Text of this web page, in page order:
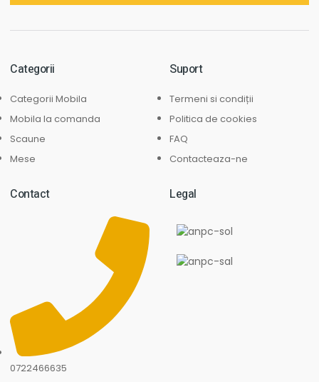
Categorii
Categorii Mobila
Mobila la comanda
Scaune
Mese
Suport
Termeni si condiții
Politica de cookies
FAQ
Contacteaza-ne
Contact
0722466635
Legal